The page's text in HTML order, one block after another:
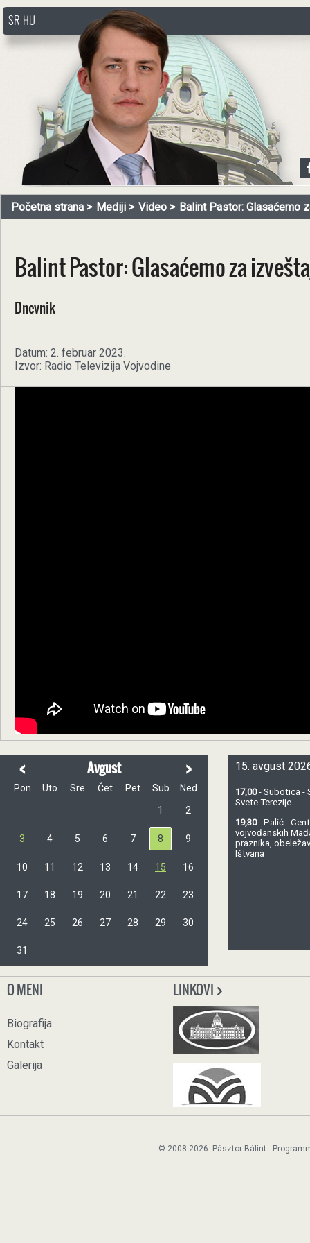
http://www.pasztorbalint.rs/sr
SR HU
Početna strana Mediji Video Balint Pastor: Glasaćemo
Balint Pastor: Glasaćemo za
Dnevnik
Datum: 2. februar 2023.
Izvor: Radio Televizija Vojvodine
< Avgust >
Pon Uto Sre Čet Pet Sub
Ned
1
2
3 4 5 6 7 8 9
10 11 12 13 14 15 16
17 18 19 20 21 22 23
24 25 26 27 28 29 30
31
15. avgust
17,00- Subotica -
Svete Terezije
19,30- Palić -
vojvođanskih
praznika,
Ištvana
O MENI
Biografija
Kontakt
Galerija
LINKOVI
© 2008-2026. Pásztor Bálint -